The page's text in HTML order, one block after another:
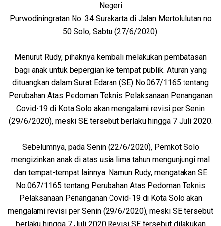
Negeri
Purwodiningratan No. 34 Surakarta di Jalan Mertolulutan no
50 Solo, Sabtu (27/6/2020).
Menurut Rudy, pihaknya kembali melakukan pembatasan
bagi anak untuk bepergian ke tempat publik. Aturan yang
dituangkan dalam Surat Edaran (SE) No.067/1165 tentang
Perubahan Atas Pedoman Teknis Pelaksanaan Penanganan
Covid-19 di Kota Solo akan mengalami revisi per Senin
(29/6/2020), meski SE tersebut berlaku hingga 7 Juli 2020.
Sebelumnya, pada Senin (22/6/2020), Pemkot Solo
mengizinkan anak di atas usia lima tahun mengunjungi mal
dan tempat-tempat lainnya. Namun Rudy, mengatakan SE
No.067/1165 tentang Perubahan Atas Pedoman Teknis
Pelaksanaan Penanganan Covid-19 di Kota Solo akan
mengalami revisi per Senin (29/6/2020), meski SE tersebut
berlaku hingga 7 Juli 2020.Revisi SE tersebut dilakukan